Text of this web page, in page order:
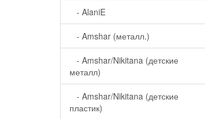
- AlaniE
- Amshar (металл.)
- Amshar/Nikitana (детские
металл)
- Amshar/Nikitana (детские
пластик)